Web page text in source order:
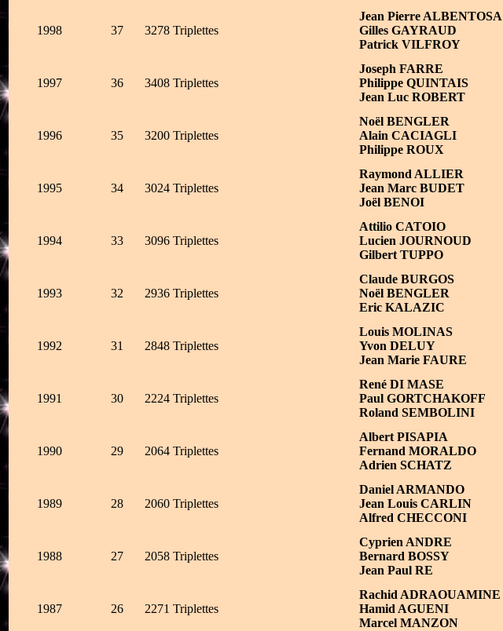
1998 37 3278 Triplettes
Jean Pierre ALBENTOSA
Gilles GAYRAUD
Patrick VILFROY
1997 36 3408 Triplettes
Joseph FARRE
Philippe QUINTAIS
Jean Luc ROBERT
1996 35 3200 Triplettes
Noël BENGLER
Alain CACIAGLI
Philippe ROUX
1995 34 3024 Triplettes
Raymond ALLIER
Jean Marc BUDET
Joël BENOI
1994 33 3096 Triplettes
Attilio CATOIO
Lucien JOURNOUD
Gilbert TUPPO
1993 32 2936 Triplettes
Claude BURGOS
Noël BENGLER
Eric KALAZIC
1992 31 2848 Triplettes
Louis MOLINAS
Yvon DELUY
Jean Marie FAURE
1991 30 2224 Triplettes
René DI MASE
Paul GORTCHAKOFF
Roland SEMBOLINI
1990 29 2064 Triplettes
Albert PISAPIA
Fernand MORALDO
Adrien SCHATZ
1989 28 2060 Triplettes
Daniel ARMANDO
Jean Louis CARLIN
Alfred CHECCONI
1988 27 2058 Triplettes
Cyprien ANDRE
Bernard BOSSY
Jean Paul RE
1987 26 2271 Triplettes
Rachid ADRAOUAMINE
Hamid AGUENI
Marcel MANZON